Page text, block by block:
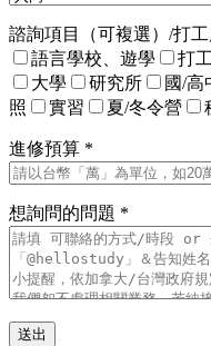
諮詢項目（可複選）/打
語言學校、遊學
打
大學
研究所 國/高
照
實習 夏/冬令營
進修預算 *
想詢問的問題 *